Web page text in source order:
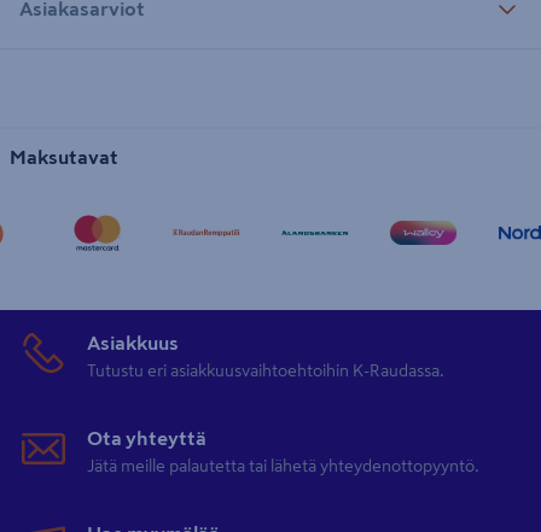
Asiakasarviot
Maksutavat
Asiakkuus
Tutustu eri asiakkuusvaihtoehtoihin K-Raudassa.
Ota yhteyttä
Jätä meille palautetta tai lähetä yhteydenottopyyntö.